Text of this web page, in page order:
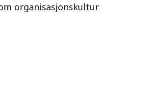
organisasjonskultur